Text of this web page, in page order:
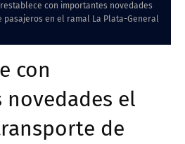
con importantes novedades
en el ramal La Plata-General
con
el
de